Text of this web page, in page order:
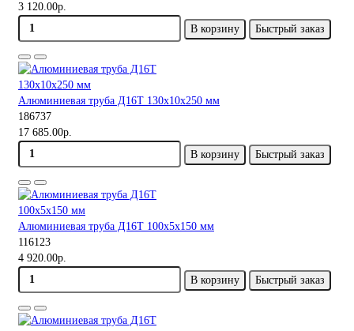
3 120.00р.
В корзину
Быстрый заказ
Алюминиевая труба Д16Т 130х10х250 мм
186737
17 685.00р.
В корзину
Быстрый заказ
Алюминиевая труба Д16Т 100х5х150 мм
116123
4 920.00р.
В корзину
Быстрый заказ